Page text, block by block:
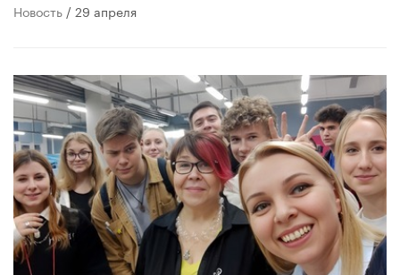
Новость / 29 апреля